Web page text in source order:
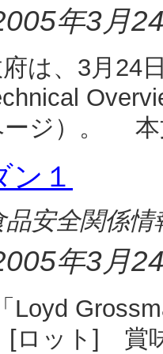
年3月
は、3月24
ージ）。 本
ン１
品安全関係情
年3月
[ロット] 賞